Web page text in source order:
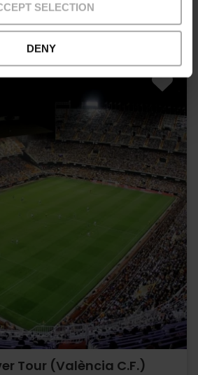
SELECTION
DENY
Tour (València C.F.)